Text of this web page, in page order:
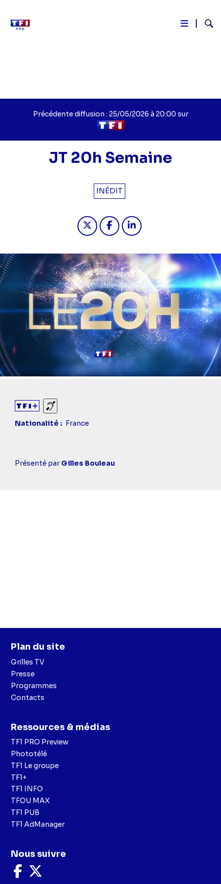
Précédente diffusion : 25/05/2026 à 20:00 sur
JT 20h Semaine
INÉDIT
Partager "JT 20h Semaine - 2026"
Partager "JT 20h Semaine -
Diaporama
Sourds et malentendants
Nationalité
France
Casting
Présenté par Gilles Bouleau
Plan du site
Grilles TV
Presse
Programmes
Contacts
Ressources & médias
TF1 PRO Preview
Phototélé
TF1 Le groupe
TF1+
TF1 INFO
TFOU MAX
TF1 PUB
TF1 AdManager
Nous suivre
Nous
suivre